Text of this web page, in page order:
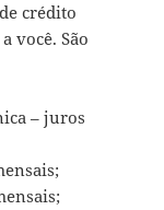
crédito
você. São
– juros